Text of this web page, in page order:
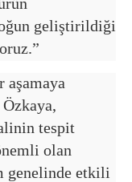
geliştirildiği
aşamaya
tespit
olan
genelinde etkili